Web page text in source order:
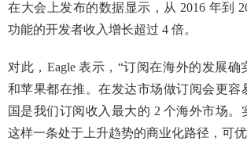
在大会上发布的数据显示，从 2016 年到
功能的开发者收入增长超过 4 倍。
对此，Eagle 表示，“订阅在海外的发展确
和苹果都在推。在发达市场做订阅会更容
国是我们订阅收入最大的 2 个海外市场。
这样一条处于上升趋势的商业化路径，可优